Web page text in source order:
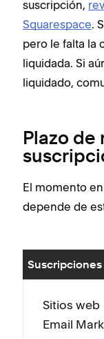
suscripción,
Squarespace.
pero le falta la
liquidada. Si
liquidado,
Plazo
El momento
depende de
Suscripciones
Sitios web
Email